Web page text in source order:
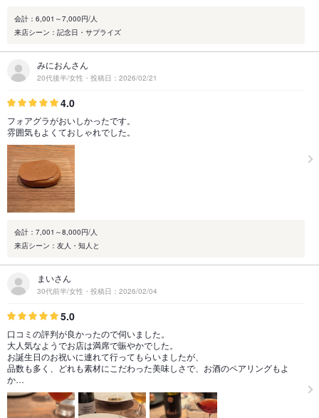
会計：6,001～7,000円/人
来店シーン：記念日・サプライズ
みにおんさん
20代後半/女性・投稿日：2026/02/21
4.0
フォアグラがおいしかったです。
雰囲気もよくておしゃれでした。
会計：7,001～8,000円/人
来店シーン：友人・知人と
まいさん
30代前半/女性・投稿日：2026/02/04
5.0
口コミの評判が良かったので伺いました。
大人気なようでお店は満席で賑やかでした。
お誕生日のお祝いに連れて行ってもらいましたが、
品数も多く、どれも素材にこだわった美味しさで、お酒のペアリングもよ
か…